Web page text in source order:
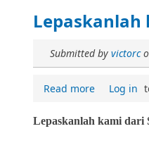
Lepaskanlah
Submitted by victorc
Read more Log in
Lepaskanlah kami dari